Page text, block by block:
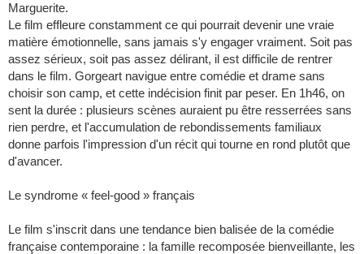
Marguerite.
Le film effleure constamment ce qui pourrait devenir une vraie
matière émotionnelle, sans jamais s'y engager vraiment. Soit pas
assez sérieux, soit pas assez délirant, il est difficile de rentrer
dans le film. Gorgeart navigue entre comédie et drame sans
choisir son camp, et cette indécision finit par peser. En 1h46, on
sent la durée : plusieurs scènes auraient pu être resserrées sans
rien perdre, et l'accumulation de rebondissements familiaux
donne parfois l'impression d'un récit qui tourne en rond plutôt que
d'avancer.
Le syndrome « feel-good » français
Le film s'inscrit dans une tendance bien balisée de la comédie
française contemporaine : la famille recomposée bienveillante, les